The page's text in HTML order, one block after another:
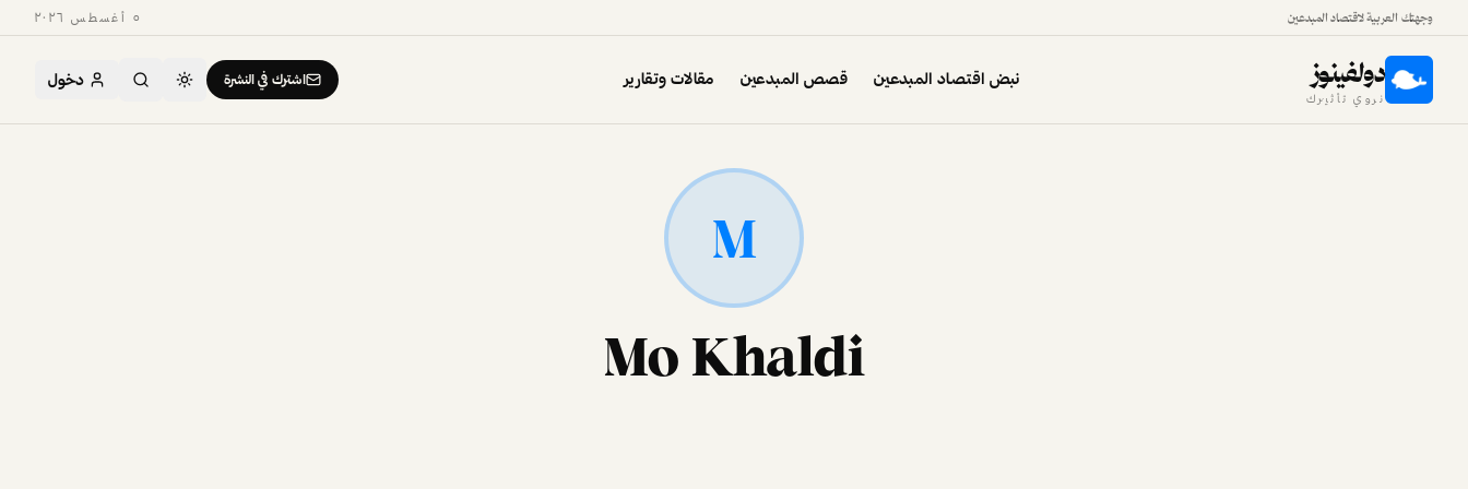
وجهتك العربية لاقتصاد المبدعين ٥ أغسطس ٢٠٢٦
دولفينوز
نروي تأثيرك
نبض اقتصاد المبدعين قصص المبدعين مقالات وتقارير اشترك في النشرة دخول
M
Mo Khaldi